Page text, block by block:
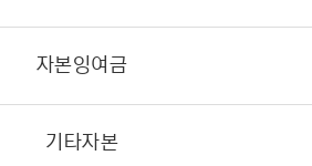
자본잉여금
기타자본